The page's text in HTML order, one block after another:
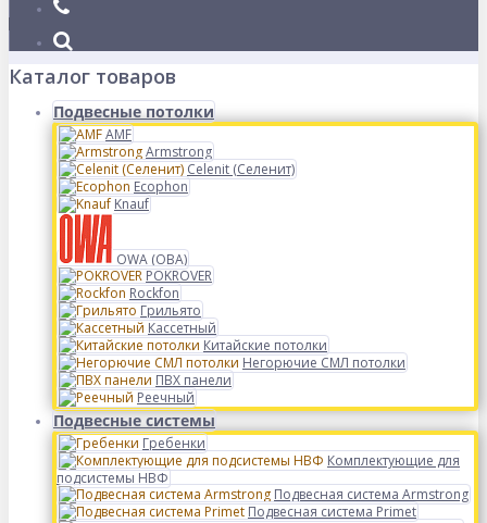
Каталог товаров
Подвесные потолки
AMF
Armstrong
Celenit (Селенит)
Ecophon
Knauf
OWA (ОВА)
POKROVER
Rockfon
Грильято
Кассетный
Китайские потолки
Негорючие СМЛ потолки
ПВХ панели
Реечный
Подвесные системы
Гребенки
Комплектующие для
подсистемы НВФ
Подвесная система Armstrong
Подвесная система Primet